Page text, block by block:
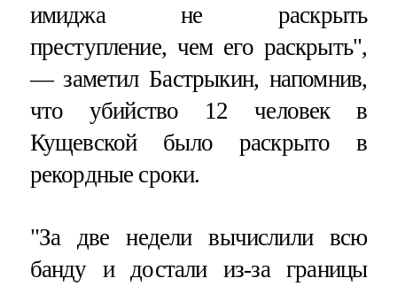
имиджа не раскрыть
преступление, чем его раскрыть",
— заметил Бастрыкин, напомнив,
что убийство 12 человек в
Кущевской было раскрыто в
рекордные сроки.
"За две недели вычислили всю
банду и достали из-за границы